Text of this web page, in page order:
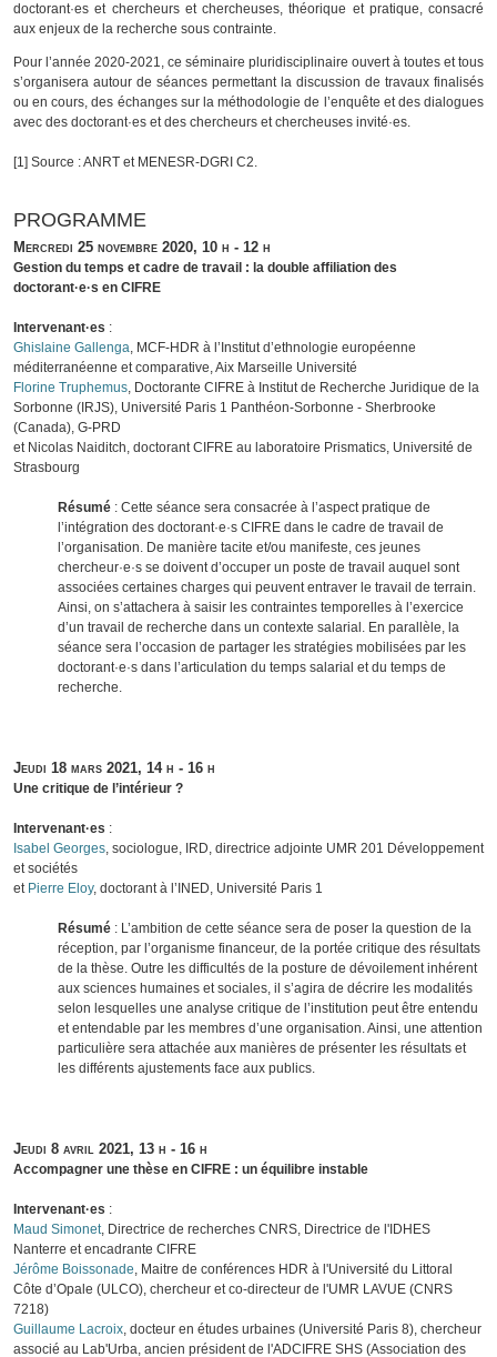
doctorant·es et chercheurs et chercheuses, théorique et pratique, consacré
aux enjeux de la recherche sous contrainte.
Pour l’année 2020-2021, ce séminaire pluridisciplinaire ouvert à toutes et tous
s’organisera autour de séances permettant la discussion de travaux finalisés
ou en cours, des échanges sur la méthodologie de l’enquête et des dialogues
avec des doctorant·es et des chercheurs et chercheuses invité·es.
[1] Source : ANRT et MENESR-DGRI C2.
PROGRAMME
Mercredi 25 novembre 2020, 10 h - 12 h
Gestion du temps et cadre de travail : la double affiliation des
doctorant·e·s en CIFRE
Intervenant·es :
Ghislaine Gallenga , MCF-HDR à l’Institut d’ethnologie européenne
méditerranéenne et comparative, Aix Marseille Université
Florine Truphemus , Doctorante CIFRE à Institut de Recherche Juridique de la
Sorbonne (IRJS), Université Paris 1 Panthéon-Sorbonne - Sherbrooke
(Canada), G-PRD
et Nicolas Naiditch, doctorant CIFRE au laboratoire Prismatics, Université de
Strasbourg
Résumé : Cette séance sera consacrée à l’aspect pratique de
l’intégration des doctorant·e·s CIFRE dans le cadre de travail de
l’organisation. De manière tacite et/ou manifeste, ces jeunes
chercheur·e·s se doivent d’occuper un poste de travail auquel sont
associées certaines charges qui peuvent entraver le travail de terrain.
Ainsi, on s’attachera à saisir les contraintes temporelles à l’exercice
d’un travail de recherche dans un contexte salarial. En parallèle, la
séance sera l’occasion de partager les stratégies mobilisées par les
doctorant·e·s dans l’articulation du temps salarial et du temps de
recherche.
Jeudi 18 mars 2021, 14 h - 16 h
Une critique de l’intérieur ?
Intervenant·es :
Isabel Georges, sociologue, IRD, directrice adjointe UMR 201 Développement
et sociétés
et Pierre Eloy, doctorant à l’INED, Université Paris 1
Résumé : L’ambition de cette séance sera de poser la question de la
réception, par l’organisme financeur, de la portée critique des résultats
de la thèse. Outre les difficultés de la posture de dévoilement inhérent
aux sciences humaines et sociales, il s’agira de décrire les modalités
selon lesquelles une analyse critique de l’institution peut être entendu
et entendable par les membres d’une organisation. Ainsi, une attention
particulière sera attachée aux manières de présenter les résultats et
les différents ajustements face aux publics.
Jeudi 8 avril 2021, 13 h - 16 h
Accompagner une thèse en CIFRE : un équilibre instable
Intervenant·es :
Maud Simonet, Directrice de recherches CNRS, Directrice de l'IDHES
Nanterre et encadrante CIFRE
Jérôme Boissonade, Maitre de conférences HDR à l'Université du Littoral
Côte d’Opale (ULCO), chercheur et co-directeur de l'UMR LAVUE (CNRS
7218)
Guillaume Lacroix, docteur en études urbaines (Université Paris 8), chercheur
associé au Lab'Urba, ancien président de l'ADCIFRE SHS (Association des